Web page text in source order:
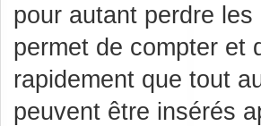
pour autant perdre
permet de compter et
rapidement que tout
peuvent être insérés